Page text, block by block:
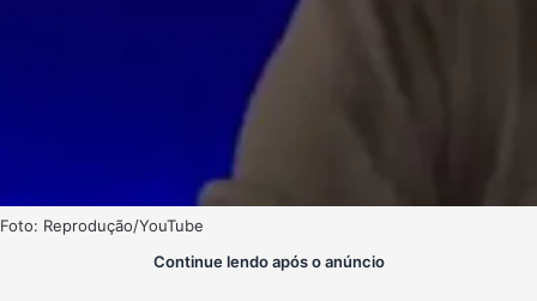
Foto: Reprodução/YouTube
Continue lendo após o anúncio